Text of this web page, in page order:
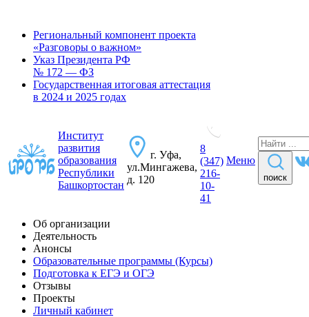
Региональный компонент проекта
«Разговоры о важном»
Указ Президента РФ
№ 172 — ФЗ
Государственная итоговая аттестация
в 2024 и 2025 годах
Институт
развития
образования
Республики
Башкортостан
г. Уфа,
ул.Мингажева,
д. 120
8
(347)
216-
10-
41
Меню
поиск
Об организации
Деятельность
Анонсы
Образовательные программы (Курсы)
Подготовка к ЕГЭ и ОГЭ
Отзывы
Проекты
Личный кабинет